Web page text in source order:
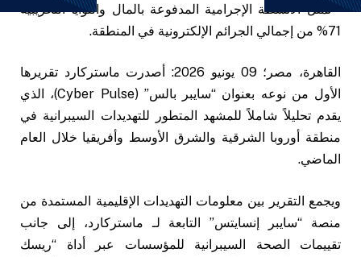
• تمثل الأنشطة الإجرامية المدفوعة بالمال والنوايا التخريبية
71% من إجمالي الجرائم الإلكترونية في المنطقة.
القاهرة، مصر؛ 09 يونيو 2026: أصدرت ماستركارد تقريرها
الأول من نوعه بعنوان “سايبر بالس” (Cyber Pulse)، الذي
يقدم تحليلاً شاملاً للمشهد المتطور للتهديدات السيبرانية في
منطقة أوروبا الشرقية والشرق الأوسط وأفريقيا خلال العام
الماضي.
ويجمع التقرير بين معلومات التهديدات الإقليمية المستمدة من
منصة “سايبر إنسايتس” التابعة لـ ماستركارد، إلى جانب
تقييمات الصحة السيبرانية للمؤسسات عبر أداة “ريسك